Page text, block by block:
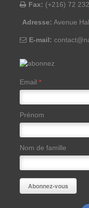
Fax: (+216) 72
Adresse: Avenue
E-mail:
Email *
Prénom
Nom de famille